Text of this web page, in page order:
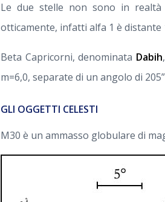
Le due stelle non sono in realtà
otticamente, infatti alfa 1 è distante
Beta Capricorni, denominata Dabih
m=6,0, separate di un angolo di
GLI OGGETTI CELESTI
M30 è un ammasso globulare di